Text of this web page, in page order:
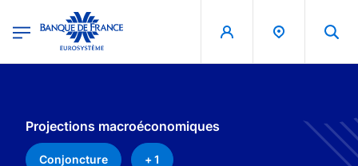
Banque de France - Menu Principal
Projections macroéconomiques
Conjoncture + 1